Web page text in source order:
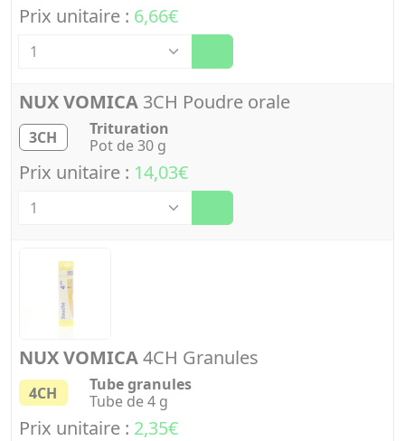
Prix unitaire : 6,66€
NUX VOMICA 3CH Poudre orale
3CH
Trituration
Pot de 30 g
Prix unitaire : 14,03€
NUX VOMICA4CH Granules
4CH
Tube granules
Tube de 4 g
Prix unitaire : 2,35€